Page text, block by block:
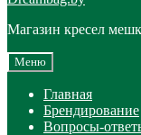
Магазин кресел
Меню
Главная
Брендирование
Вопросы-